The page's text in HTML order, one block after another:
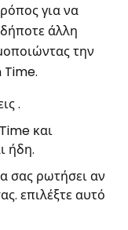
για να
άλλη
την
Time.
.
και
ήδη.
σας ρωτήσει αν
επιλέξτε αυτό